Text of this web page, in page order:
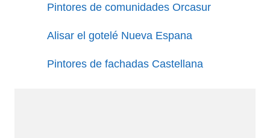
Pintores de comunidades Orcasur
Alisar el gotelé Nueva Espana
Pintores de fachadas Castellana